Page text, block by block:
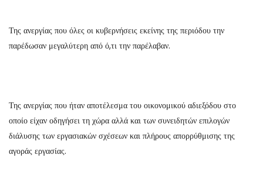
Της ανεργίας που όλες οι κυβερνήσεις εκείνης της περιόδου την
παρέδωσαν μεγαλύτερη από ό,τι την παρέλαβαν.
Της ανεργίας που ήταν αποτέλεσμα του οικονομικού αδιεξόδου στο
οποίο είχαν οδηγήσει τη χώρα αλλά και των συνειδητών επιλογών
διάλυσης των εργασιακών σχέσεων και πλήρους απορρύθμισης της
αγοράς εργασίας.